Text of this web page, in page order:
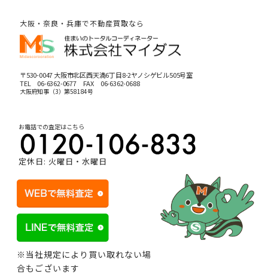
大阪・奈良・兵庫で不動産買取なら
〒530-0047 大阪市北区西天満6丁目8-2ヤノシゲビル505号室
TEL 06-6362-0677FAX 06-6362-0688
大阪府知事（3）第58184号
お電話での査定はこちら
定休日: 火曜日・水曜日
※当社規定により買い取れない場
合もございます